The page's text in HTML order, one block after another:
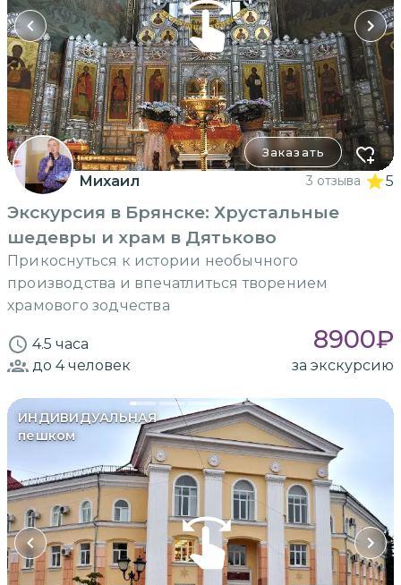
Заказать
Михаил 3 отзыва 5
Экскурсия в Брянске: Хрустальные
шедевры и храм в Дятьково
Прикоснуться к истории необычного
производства и впечатлиться творением
храмового зодчества
4.5 часа 8900₽
до 4человек за экскурсию
ИНДИВИДУАЛЬНАЯ
пешком